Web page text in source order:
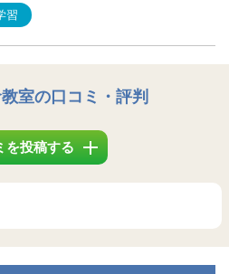
習
室の口コミ・評判
を投稿する